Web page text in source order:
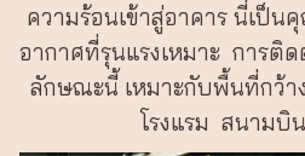
ความร้อนเข้าสู่อาคาร นี่เป็
อากาศที่รุนแรงเหมาะ การติด
ลักษณะนี้ เหมาะกับพื้นที่กว้า
โรงแรม สนามบิ